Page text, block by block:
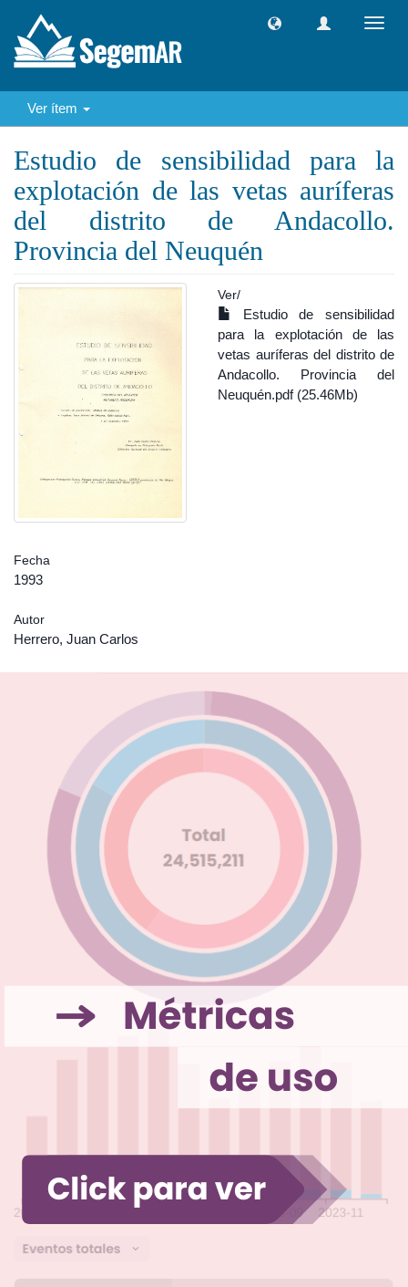
Ver ítem
Estudio de sensibilidad para la
explotación de las vetas auríferas
del distrito de Andacollo.
Provincia del Neuquén
Ver/
Estudio de sensibilidad
para la explotación de las
vetas auríferas del distrito de
Andacollo. Provincia del
Neuquén.pdf (25.46Mb)
Fecha
1993
Autor
Herrero, Juan Carlos